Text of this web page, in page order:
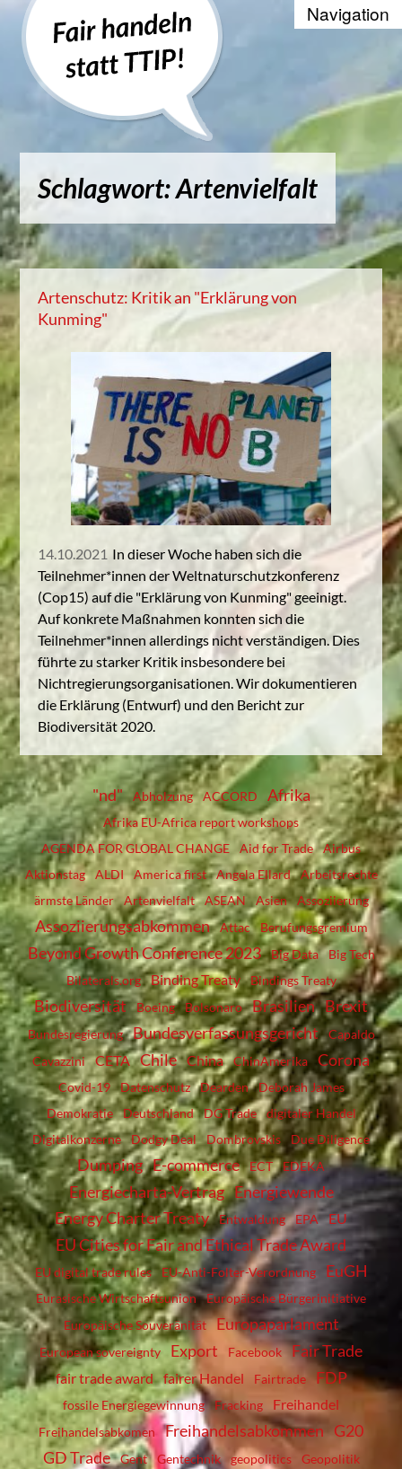
Recherche
Positionen
Die WTO und der Welthandel
Kontakt
Suche
Kampagnenbanner zum
Datenschutzerklärung
Schlagwort: Artenvielfalt
Artenschutz: Kritik an "Erklärung von
Kunming"
14.10.2021 In dieser Woche haben sich die
Teilnehmer*innen der Weltnaturschutzkonferenz
(Cop15) auf die "Erklärung von Kunming" geeinigt.
Auf konkrete Maßnahmen konnten sich die
Teilnehmer*innen allerdings nicht verständigen. Dies
führte zu starker Kritik insbesondere bei
Nichtregierungsorganisationen. Wir dokumentieren
die Erklärung (Entwurf) und den Bericht zur
Biodiversität 2020.
"nd" Abholzung ACCORD Afrika
Afrika EU-Africa report workshops
AGENDA FOR GLOBAL CHANGE
Aid for Trade
Airbus
Aktionstag
ALDI America first Angela Ellard
Arbeitsrechte
ärmste Länder
Artenvielfalt ASEAN Asien Assoziierung
Assoziierungsabkommen Attac Berufungsgremium
Beyond Growth Conference 2023 Big Data
Big Tech
Bilaterals.org
Binding Treaty Bindings Treaty
Biodiversität Boeing Bolsonaro Brasilien Brexit
Bundesregierung Bundesverfassungsgericht
Capaldo
Cavazzini
CETA Chile China ChinAmerika Corona
Covid-19 Datenschutz Dearden
Deborah James
Demokratie
Deutschland DG Trade
digitaler Handel
Digitalkonzerne
Dodgy Deal Dombrovskis Due Diligence
Dumping E-commerce ECT EDEKA
Energiecharta-Vertrag Energiewende
Energy Charter Treaty
Entwaldung EPA EU
EU Cities for Fair and Ethical Trade Award
EU digital trade rules EU-Anti-Folter-Verordnung EuGH
Eurasische Wirtschaftsunion
Europäische Bürgerinitiative
Europäische Souveränität
Europaparlament
European sovereignty Export Facebook Fair Trade
fair trade award fairer Handel Fairtrade FDP
fossile Energiegewinnung Fracking Freihandel
Freihandelsabkomen Freihandelsabkommen G20
GD Trade
Gent Gentechnik geopolitics
Geopolitik